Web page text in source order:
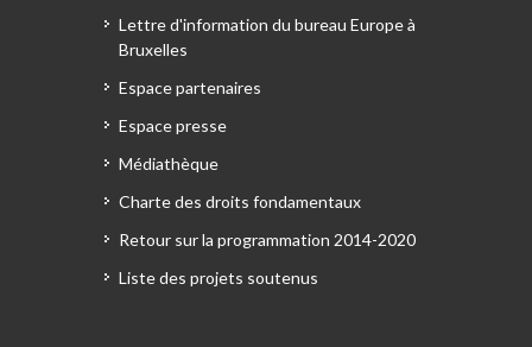
Lettre d'information du bureau Europe à
Bruxelles
Espace partenaires
Espace presse
Médiathèque
Charte des droits fondamentaux
Retour sur la programmation 2014-2020
Liste des projets soutenus